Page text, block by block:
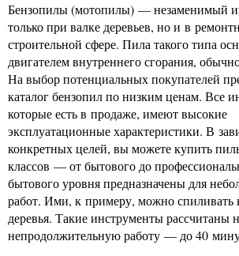
Бензопилы (мотопилы) — незаменимый
только при валке деревьев, но и в
строительной сфере. Пила такого типа
двигателем внутреннего сгорания,
На выбор потенциальных покупателей
каталог бензопил по низким ценам. Все
которые есть в продаже, имеют высокие
эксплуатационные характеристики. В
конкретных целей, вы можете купить
классов — от бытового до
бытового уровня предназначены для
работ. Ими, к примеру, можно спиливать
деревья. Такие инструменты рассчитаны
непродолжительную работу — до 40